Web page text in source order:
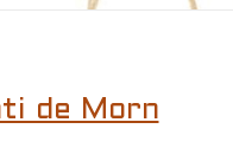
de Morn